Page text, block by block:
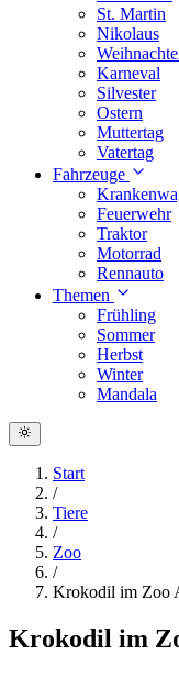
St. Martin
Nikolaus
Karneval
Silvester
Ostern
Muttertag
Vatertag
Fahrzeuge
Feuerwehr
Traktor
Motorrad
Rennauto
Themen
Frühling
Sommer
Herbst
Winter
Mandala
Start
/
Tiere
/
Zoo
/
Krokodil im Zoo
Krokodil im